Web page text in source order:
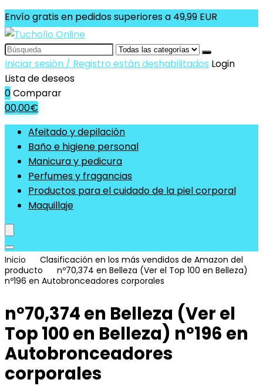
Envío gratis en pedidos superiores a 49,99 EUR
Search
for:
Iniciar sesión / Registro están deshabilitados Login
Lista de deseos
0Comparar
00,00€
Afeitado y depilación
Baño e higiene personal
Manicura y pedicura
Perfumes y fragancias
Productos para el cuidado de la piel corporal
Maquillaje
Inicio
Clasificación en los más vendidos de Amazon del
producto
nº70,374 en Belleza (Ver el Top 100 en Belleza)
nº196 en Autobronceadores corporales
nº70,374 en Belleza (Ver el
Top 100 en Belleza) nº196 en
Autobronceadores
corporales